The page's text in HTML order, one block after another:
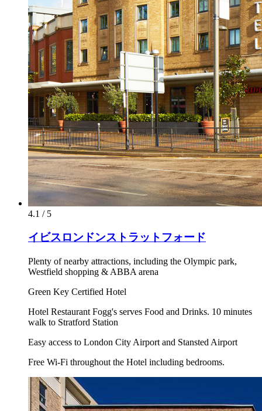
4.1 / 5
イビスロンドンストラットフォード
Plenty of nearby attractions, including the Olympic park,
Westfield shopping & ABBA arena
Green Key Certified Hotel
Hotel Restaurant Fogg's serves Food and Drinks. 10 minutes
walk to Stratford Station
Easy access to London City Airport and Stansted Airport
Free Wi-Fi throughout the Hotel including bedrooms.